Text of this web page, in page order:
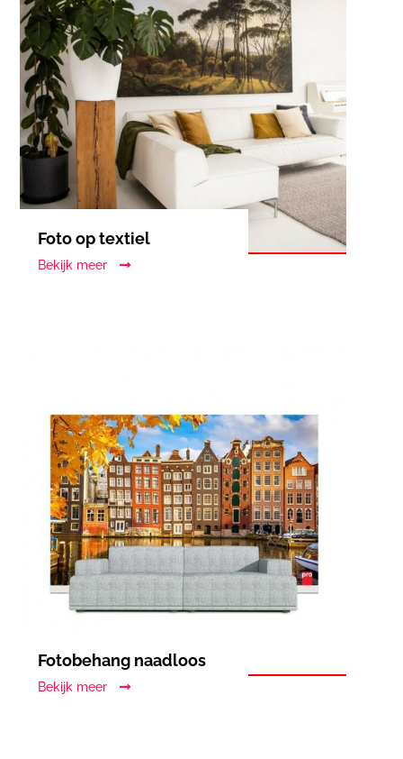
Foto op textiel
Bekijk meer
Fotobehang naadloos
Bekijk meer